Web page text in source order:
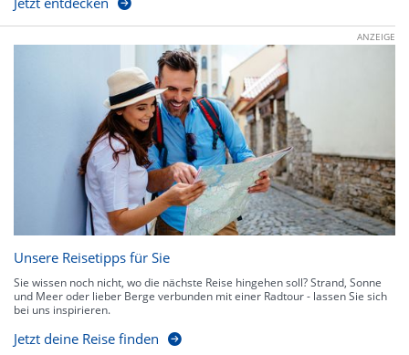
ANZEIGE
Unsere Reisetipps für Sie
Sie wissen noch nicht, wo die nächste Reise hingehen soll? Strand, Sonne
und Meer oder lieber Berge verbunden mit einer Radtour - lassen Sie sich
bei uns inspirieren.
Jetzt deine Reise finden